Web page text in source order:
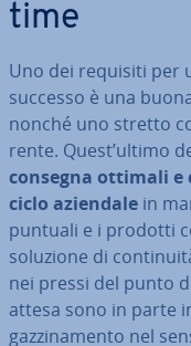
time
Uno dei requisiti per
successo è una
nonché uno stretto
ren­te. Quest’ultimo
consegna ottimali e
ciclo aziendale in
puntuali e i prodotti
soluzione di
nei pressi del punto
attesa sono in parte
gaz­zi­na­men­to nel